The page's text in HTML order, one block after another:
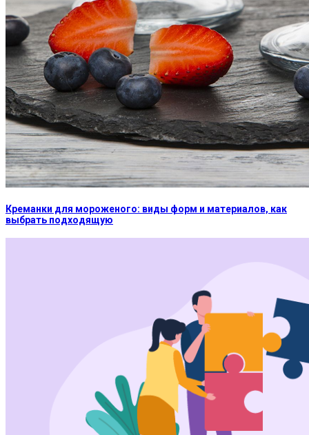
Креманки для мороженого: виды форм и материалов, как
выбрать подходящую